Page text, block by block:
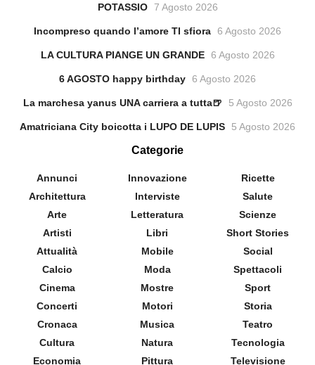
POTASSIO 7 Agosto 2026
Incompreso quando l’amore TI sfiora 6 Agosto 2026
LA CULTURA PIANGE UN GRANDE 6 Agosto 2026
6 AGOSTO happy birthday 6 Agosto 2026
La marchesa yanus UNA carriera a tutta🍺 5 Agosto 2026
Amatriciana City boicotta i LUPO DE LUPIS 5 Agosto 2026
Categorie
Annunci
Architettura
Arte
Artisti
Attualità
Calcio
Cinema
Concerti
Cronaca
Cultura
Economia
Innovazione
Interviste
Letteratura
Libri
Mobile
Moda
Mostre
Motori
Musica
Natura
Pittura
Ricette
Salute
Scienze
Short Stories
Social
Spettacoli
Sport
Storia
Teatro
Tecnologia
Televisione